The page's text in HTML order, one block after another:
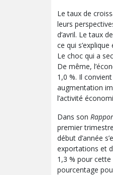
Le taux de
leurs
d’avril. Le taux
ce qui
Le choc qui a
De même,
1,0 %. Il
augmentation
l’activité
Dans son
premier
début d’année
exportations et
1,3 % pour
pourcentage